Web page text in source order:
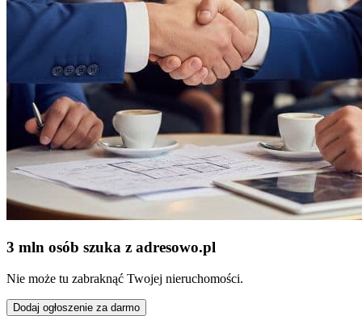
3 mln osób szuka z adresowo.pl
Nie może tu zabraknąć Twojej nieruchomości.
Dodaj ogłoszenie za darmo